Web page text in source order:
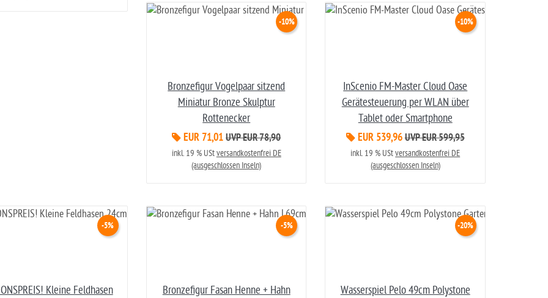
Bronzefigur Vogelpaar sitzend
Miniatur Bronze Skulptur
Rottenecker
EUR 71,01
-10%
UVP EUR 78,90
inkl. 19 % UStversandkostenfrei DE
(ausgeschlossen Inseln)
InScenio FM-Master Cloud Oase
Gerätesteuerung per WLAN über
Tablet oder Smartphone
EUR 539,96
-10%
UVP EUR 599,95
inkl. 19 % UStversandkostenfrei DE
(ausgeschlossen Inseln)
Kleine Feldhasen
-5%
Bronzefigur Fasan Henne + Hahn
-5%
Wasserspiel Pelo 49cm Polystone
-20%